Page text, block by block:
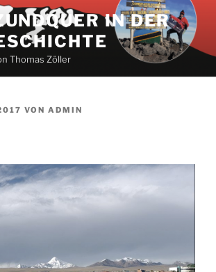
IN DER
Thomas Zöller
VON ADMIN